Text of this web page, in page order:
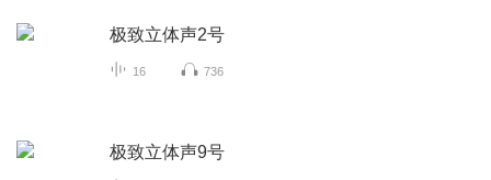
极致立体声2号
16 736
极致立体声9号